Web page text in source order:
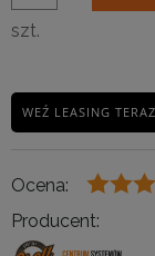
szt.
WEŹ LEASING TERAZ
Ocena:
Producent: